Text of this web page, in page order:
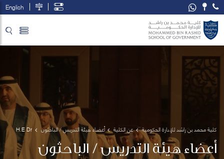
English
كلية محمد بن راشد للإدارة الحكومية عن الكلية أعضاء هيئة التدريس / الباحثون
H.E Dr
Ali bin
أعضاء هيئة التدريس / الباحثون